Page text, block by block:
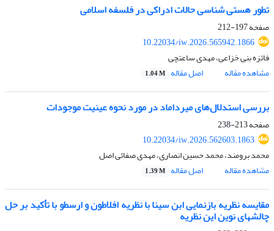
تطور هستی شناسی حالات ادراکی در فلسفه اسلامی
صفحه197-212
10.22034/iw.2026.565942.1866
فائزه بنی خزاعی، مهدی ساعتچی
مشاهده مقاله
اصل مقاله 1.04 M
بررسی استدلال‌های میرداماد در مورد نحوه عینیت موجودات
صفحه213-238
10.22034/iw.2026.562603.1863
محمد برومند، محمد حسین انصاری، مهدی صفائی اصل
مشاهده مقاله
اصل مقاله 1.39 M
مقایسه نظریه بازنمایی ابن سینا با نظریه افلاطون و ارسطو با تأکید بر حل
چالشهای نوین این نظریه‌